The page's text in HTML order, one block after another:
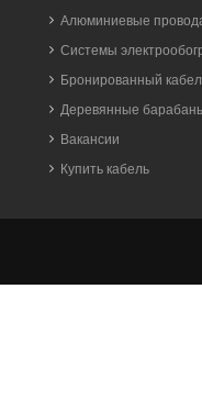
Алюминиевые
Системы
Бронированный
Деревянные
Вакансии
Купить кабель